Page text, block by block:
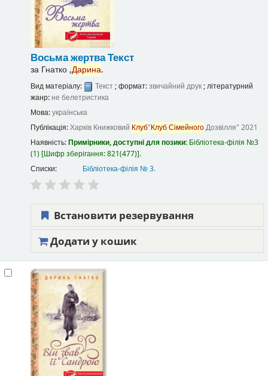
Восьма жертваТекст
за Гнатко ,Дарина.
Вид матеріалу: Текст; формат:звичайний друк; літературний
жанр: не белетристика
Мова:українська
Публікація:Харків Книжковий Клуб"КлубСімейногоДозвілля" 2021
Наявність:Примірники, доступні для позики: Бібліотека-філія №3
(1) Шифр зберігання:821(477) .
Списки:
Бібліотека-філія № 3.
Встановити резервування
Додати у кошик